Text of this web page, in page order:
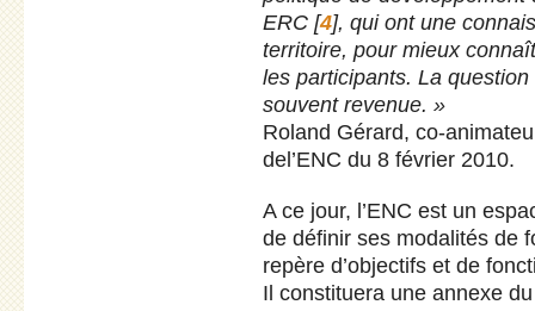
ERC [4], qui ont une
territoire, pour mieux
les participants. La
souvent revenue. »
Roland Gérard, co-
del’ENC du 8 février 2010.
A ce jour, l’ENC est un
de définir ses modalités de
repère d’objectifs et de
Il constituera une annexe